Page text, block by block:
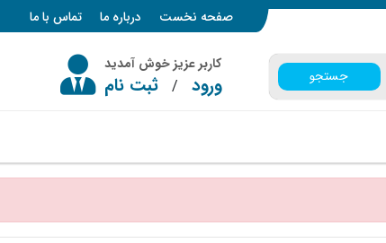
صفحه نخست درباره ما تماس با ما
جستجو
کاربر عزیز خوش آمدید
ورود /ثبت نام